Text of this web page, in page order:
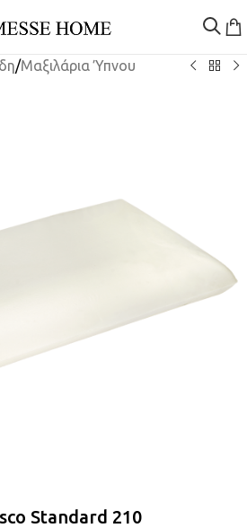
/Μαξιλάρια Ύπνου
Standard 210